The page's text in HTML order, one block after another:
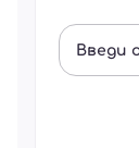
Введи